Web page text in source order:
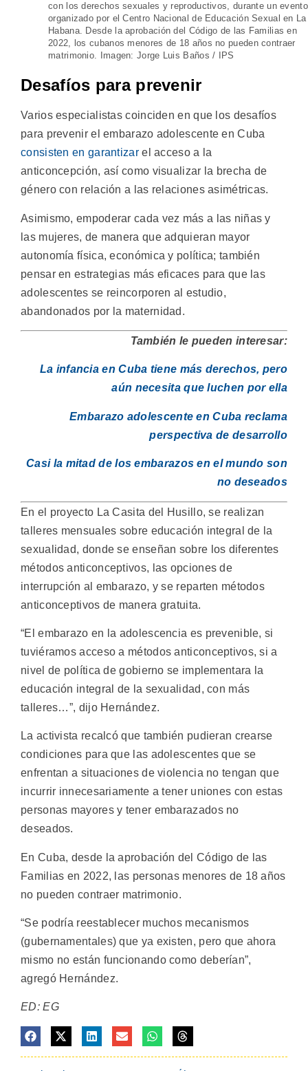
con los derechos sexuales y reproductivos, durante un evento
organizado por el Centro Nacional de Educación Sexual en La
Habana. Desde la aprobación del Código de las Familias en
2022, los cubanos menores de 18 años no pueden contraer
matrimonio. Imagen: Jorge Luis Baños / IPS
Desafíos para prevenir
Varios especialistas coinciden en que los desafíos
para prevenir el embarazo adolescente en Cuba
consisten en garantizarel acceso a la
anticoncepción, así como visualizar la brecha de
género con relación a las relaciones asimétricas.
Asimismo, empoderar cada vez más a las niñas y
las mujeres, de manera que adquieran mayor
autonomía física, económica y política; también
pensar en estrategias más eficaces para que las
adolescentes se reincorporen al estudio,
abandonados por la maternidad.
También le pueden interesar:
La infancia en Cuba tiene más derechos, pero
aún necesita que luchen por ella
Embarazo adolescente en Cuba reclama
perspectiva de desarrollo
Casi la mitad de los embarazos en el mundo son
no deseados
En el proyecto La Casita del Husillo, se realizan
talleres mensuales sobre educación integral de la
sexualidad, donde se enseñan sobre los diferentes
métodos anticonceptivos, las opciones de
interrupción al embarazo, y se reparten métodos
anticonceptivos de manera gratuita.
“El embarazo en la adolescencia es prevenible, si
tuviéramos acceso a métodos anticonceptivos, si a
nivel de política de gobierno se implementara la
educación integral de la sexualidad, con más
talleres…”, dijo Hernández.
La activista recalcó que también pudieran crearse
condiciones para que las adolescentes que se
enfrentan a situaciones de violencia no tengan que
incurrir innecesariamente a tener uniones con estas
personas mayores y tener embarazados no
deseados.
En Cuba, desde la aprobación del Código de las
Familias en 2022, las personas menores de 18 años
no pueden contraer matrimonio.
“Se podría reestablecer muchos mecanismos
(gubernamentales) que ya existen, pero que ahora
mismo no están funcionando como deberían”,
agregó Hernández.
ED: EG